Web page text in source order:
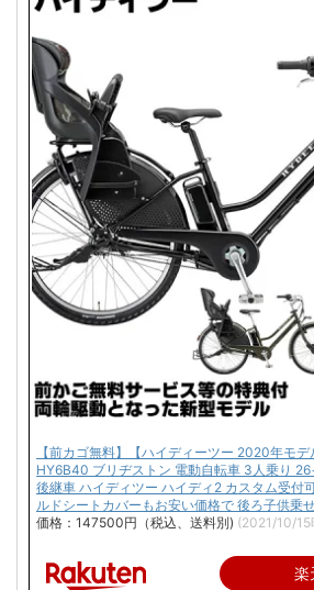
【前カゴ無料】【ハイディーツー 2020年モ
HY6B40 ブリヂストン 電動自転車 3人乗り
後継車 ハイディツー ハイディ2 カスタム受付
ルドシートカバーもお安い価格で 後ろ子供乗
価格：147500円（税込、送料別) (2021/10/15
楽